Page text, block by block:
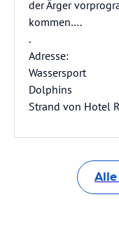
der Ärger
kommen….
.
Adresse:
Wassersport
Dolphins
Strand von Hotel